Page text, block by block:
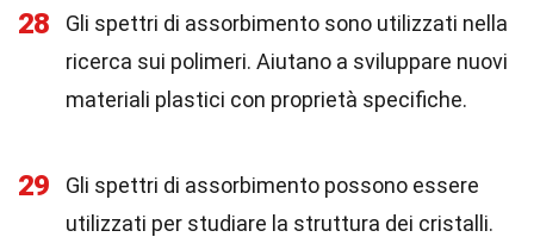
28
Gli spettri di assorbimento sono utilizzati nella
ricerca sui polimeri. Aiutano a sviluppare nuovi
materiali plastici con proprietà specifiche.
29
Gli spettri di assorbimento possono essere
utilizzati per studiare la struttura dei cristalli.